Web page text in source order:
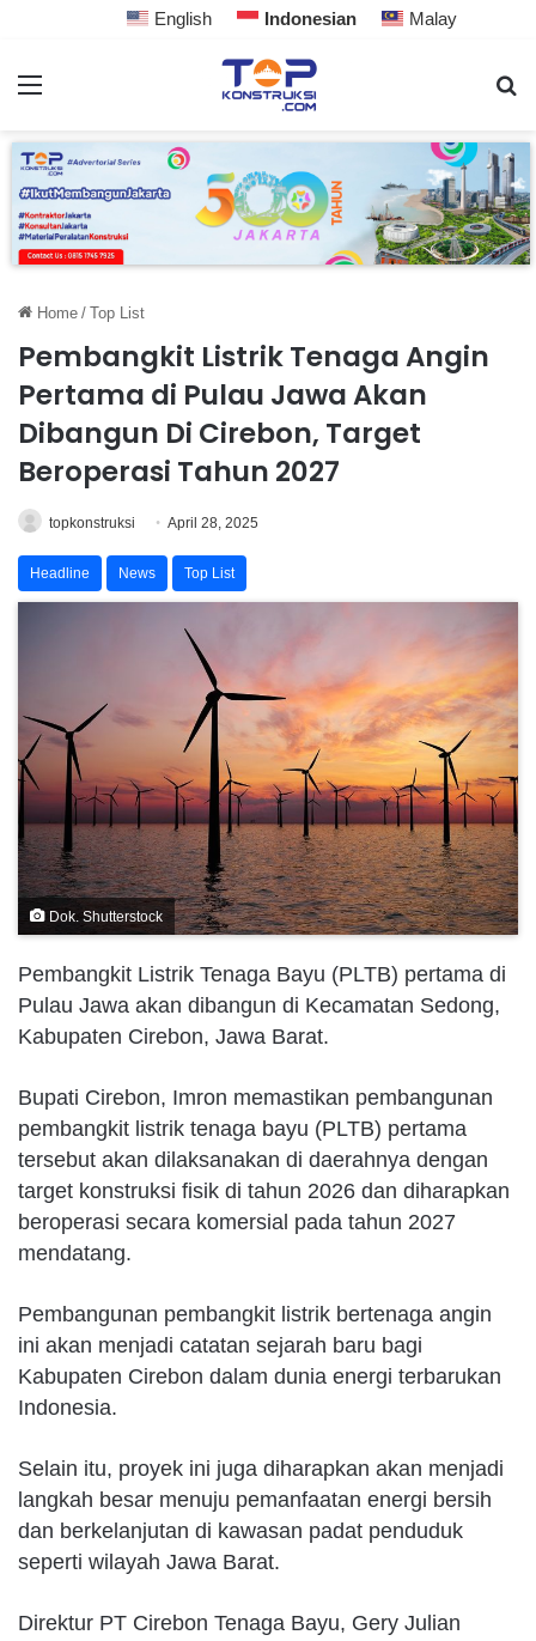
English Indonesian Malay
Home / Top List
Pembangkit Listrik Tenaga Angin
Pertama di Pulau Jawa Akan
Dibangun Di Cirebon, Target
Beroperasi Tahun 2027
topkonstruksi April 28, 2025
Headline News Top List
Dok. Shutterstock
Pembangkit Listrik Tenaga Bayu (PLTB) pertama di
Pulau Jawa akan dibangun di Kecamatan Sedong,
Kabupaten Cirebon, Jawa Barat.
Bupati Cirebon, Imron memastikan pembangunan
pembangkit listrik tenaga bayu (PLTB) pertama
tersebut akan dilaksanakan di daerahnya dengan
target konstruksi fisik di tahun 2026 dan diharapkan
beroperasi secara komersial pada tahun 2027
mendatang.
Pembangunan pembangkit listrik bertenaga angin
ini akan menjadi catatan sejarah baru bagi
Kabupaten Cirebon dalam dunia energi terbarukan
Indonesia.
Selain itu, proyek ini juga diharapkan akan menjadi
langkah besar menuju pemanfaatan energi bersih
dan berkelanjutan di kawasan padat penduduk
seperti wilayah Jawa Barat.
Direktur PT Cirebon Tenaga Bayu, Gery Julian